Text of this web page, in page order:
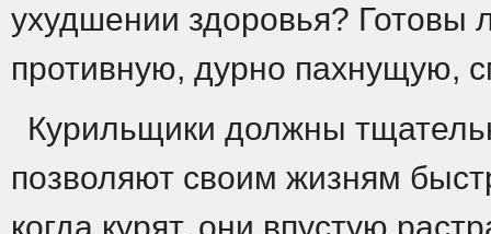
ухудшении здоровья? Готовы
противную, дурно пахнущую,
Курильщики должны
позволяют своим жизням